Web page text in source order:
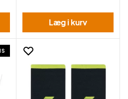
Læg i kurv